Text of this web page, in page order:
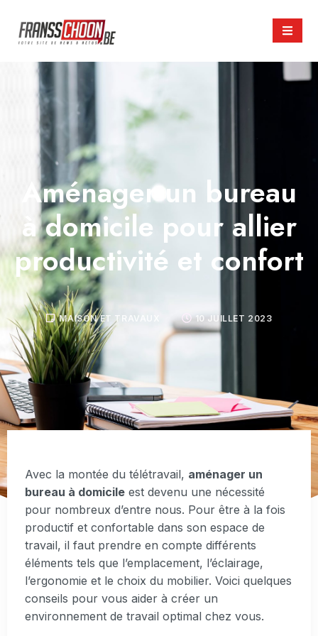
Aménager un bureau
à domicile pour allier
productivité et confort
MAISON ET TRAVAUX 10 JUILLET 2023
Avec la montée du télétravail, aménager un
bureau à domicile est devenu une nécessité
pour nombreux d’entre nous. Pour être à la fois
productif et confortable dans son espace de
travail, il faut prendre en compte différents
éléments tels que l’emplacement, l’éclairage,
l’ergonomie et le choix du mobilier. Voici quelques
conseils pour vous aider à créer un
environnement de travail optimal chez vous.